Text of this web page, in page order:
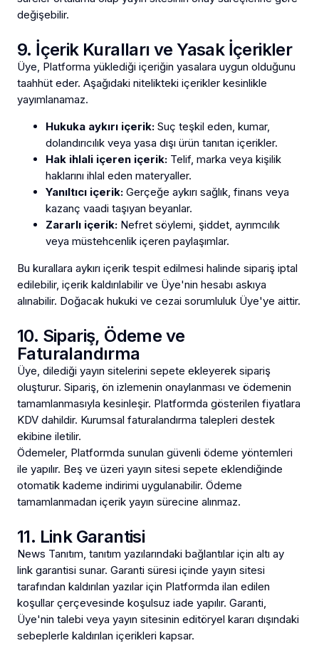
değişebilir.
9. İçerik Kuralları ve Yasak İçerikler
Üye, Platforma yüklediği içeriğin yasalara uygun olduğunu
taahhüt eder. Aşağıdaki nitelikteki içerikler kesinlikle
yayımlanamaz.
Hukuka aykırı içerik: Suç teşkil eden, kumar,
dolandırıcılık veya yasa dışı ürün tanıtan içerikler.
Hak ihlali içeren içerik: Telif, marka veya kişilik
haklarını ihlal eden materyaller.
Yanıltıcı içerik: Gerçeğe aykırı sağlık, finans veya
kazanç vaadi taşıyan beyanlar.
Zararlı içerik: Nefret söylemi, şiddet, ayrımcılık
veya müstehcenlik içeren paylaşımlar.
Bu kurallara aykırı içerik tespit edilmesi halinde sipariş iptal
edilebilir, içerik kaldırılabilir ve Üye'nin hesabı askıya
alınabilir. Doğacak hukuki ve cezai sorumluluk Üye'ye aittir.
10. Sipariş, Ödeme ve
Faturalandırma
Üye, dilediği yayın sitelerini sepete ekleyerek sipariş
oluşturur. Sipariş, ön izlemenin onaylanması ve ödemenin
tamamlanmasıyla kesinleşir. Platformda gösterilen fiyatlara
KDV dahildir. Kurumsal faturalandırma talepleri destek
ekibine iletilir.
Ödemeler, Platformda sunulan güvenli ödeme yöntemleri
ile yapılır. Beş ve üzeri yayın sitesi sepete eklendiğinde
otomatik kademe indirimi uygulanabilir. Ödeme
tamamlanmadan içerik yayın sürecine alınmaz.
11. Link Garantisi
News Tanıtım, tanıtım yazılarındaki bağlantılar için altı ay
link garantisi sunar. Garanti süresi içinde yayın sitesi
tarafından kaldırılan yazılar için Platformda ilan edilen
koşullar çerçevesinde koşulsuz iade yapılır. Garanti,
Üye'nin talebi veya yayın sitesinin editöryel kararı dışındaki
sebeplerle kaldırılan içerikleri kapsar.